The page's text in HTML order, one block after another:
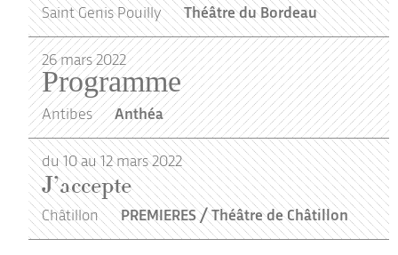
Saint Genis Pouilly Théâtre du Bordeau
26mars2022
Programme
Antibes Anthéa
du 10 au 12 mars 2022
J’accepte
Châtillon PREMIERES / Théâtre de Châtillon